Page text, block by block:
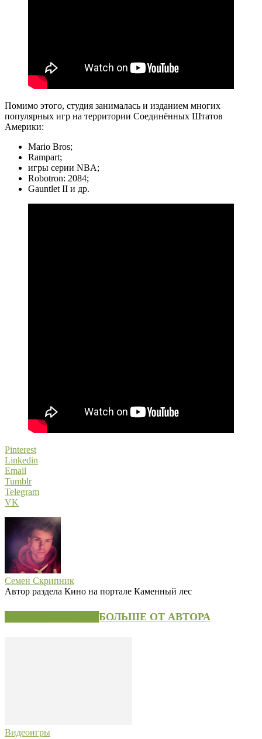
Помимо этого, студия занималась и изданием многих
популярных игр на территории Соединённых Штатов
Америки:
Mario Bros;
Rampart;
игры серии NBA;
Robotron: 2084;
Gauntlet II и др.
Pinterest
Linkedin
Email
Tumblr
Telegram
VK
Семен Скрипник
Автор раздела Кино на портале Каменный лес
БОЛЬШЕ ОТ АВТОРА
Видеоигры